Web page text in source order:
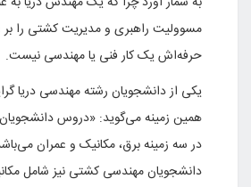
مسوولیت راهبری و مدیریت کشتی را بر
حرفه‌اش یک کار فنی یا مهندسی نیست.
یکی از دانشجویان رشته مهندسی دریا
همین زمینه می‌گوید: «دروس
در سه زمینه برق، مکانیک و عمران
دانشجویان مهندسی کشتی نیز شامل